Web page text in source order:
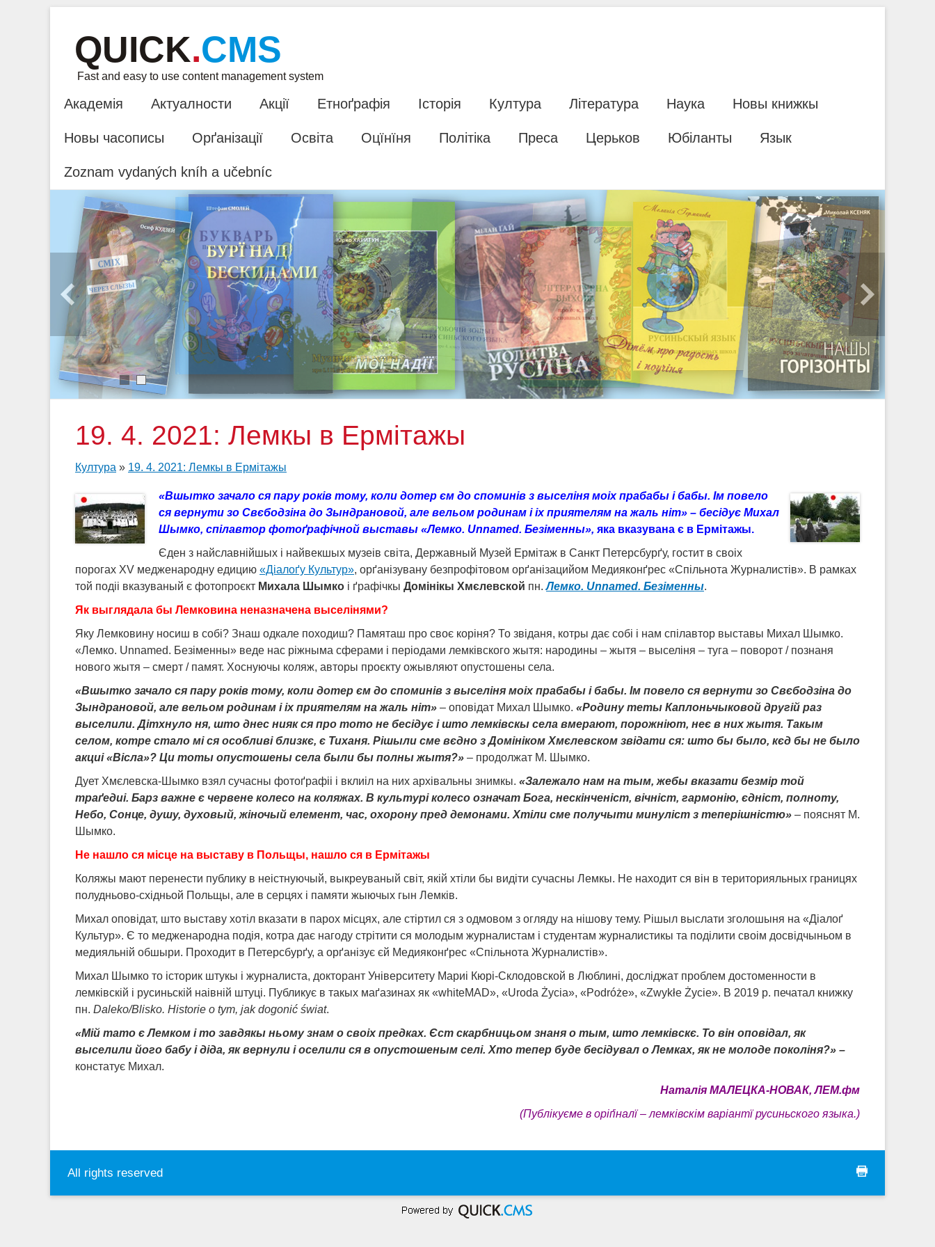
QUICK.CMS
Fast and easy to use content management system
Академія Актуалности Акції Етноґрафія Історія Култура Література Наука Новы книжкы
Новы часописы Орґанізації Освіта Оцїнїня Політіка Преса Церьков Юбіланты Язык
Zoznam vydaných kníh a učebníc
1 2
19. 4. 2021: Лемкы в Ермітажы
Култура » 19. 4. 2021: Лемкы в Ермітажы
«Вшытко зачало ся пару років тому, коли дотер єм до споминів з выселіня моіх прабабы і бабы. Ім повело
ся вернути зо Свєбодзіна до Зындрановой, але вельом родинам і іх приятелям на жаль ніт» – бесідує Михал
Шымко, спілавтор фотоґрафічной выставы «Лемко. Unnamed. Безіменны», яка вказувана є в Ермітажы.
Єден з найславнійшых і найвекшых музеів світа, Державный Музей Ермітаж в Санкт Петерсбурґу, гостит в своіх
порогах XV медженародну едицию «Діалоґу Культур», орґанізувану безпрофітовом орґанізацийом Медияконґрес «Спільнота Журналистів». В рамках
той подіі вказуваный є фотопроєкт Михала Шымко і ґрафічкы Домінікы Хмєлевской пн.Лемко. Unnamed. Безіменны.
Як выглядала бы Лемковина неназначена выселінями?
Яку Лемковину носиш в собі? Знаш одкале походиш? Памяташ про своє коріня? То звіданя, котры дає собі і нам спілавтор выставы Михал Шымко.
«Лемко. Unnamed. Безіменны» веде нас ріжныма сферами і періодами лемківского жытя: народины – жытя – выселіня – туга – поворот / познаня
нового жытя – смерт / памят. Хоснуючы коляж, авторы проєкту ожывляют опустошены села.
«Вшытко зачало ся пару років тому, коли дотер єм до споминів з выселіня моіх прабабы і бабы. Ім повело ся вернути зо Свєбодзіна до
Зындрановой, але вельом родинам і іх приятелям на жаль ніт» – оповідат Михал Шымко. «Родину теты Каплоньчыковой другій раз
выселили. Дітхнуло ня, што днес нияк ся про тото не бесідує і што лемківскы села вмерают, порожніют, неє в них жытя. Такым
селом, котре стало мі ся особливі близкє, є Тиханя. Рішыли сме вєдно з Домініком Хмєлевском звідати ся: што бы было, кєд бы не было
акциі «Вісла»? Ци тоты опустошены села были бы полны жытя?» – продолжат М. Шымко.
Дует Хмєлевска-Шымко взял сучасны фотоґрафіі і вклиіл на них архівальны знимкы. «Залежало нам на тым, жебы вказати безмір той
траґедиі. Барз важне є червене колесо на коляжах. В культурі колесо означат Бога, нескінченіст, вічніст, гармонію, єдніст, полноту,
Небо, Сонце, душу, духовый, жіночый елемент, час, охорону пред демонами. Хтіли сме получыти минуліст з теперішністю» – пояснят М.
Шымко.
Не нашло ся місце на выставу в Польщы, нашло ся в Ермітажы
Коляжы мают перенести публику в неістнуючый, выкреуваный світ, якій хтіли бы видіти сучасны Лемкы. Не находит ся він в територияльных границях
полудньово-східньой Польщы, але в серцях і памяти жыючых гын Лемків.
Михал оповідат, што выставу хотіл вказати в парох місцях, але стіртил ся з одмовом з огляду на нішову тему. Рішыл выслати зголошыня на «Діалоґ
Культур». Є то медженародна подія, котра дає нагоду стрітити ся молодым журналистам і студентам журналистикы та поділити своім досвідчыньом в
медияльній обшыри. Проходит в Петерсбурґу, а орґанізує єй Медияконґрес «Спільнота Журналистів».
Михал Шымко то історик штукы і журналиста, докторант Університету Мариі Кюрі-Склодовской в Люблині, досліджат проблем достоменности в
лемківскій і русиньскій наівній штуці. Публикує в такых маґазинах як «whiteMAD», «Uroda Życia», «Podróże», «Zwykłe Życie». В 2019 р. печатал книжку
пн. Daleko/Blisko. Historie o tym, jak dogonić świat.
«Мій тато є Лемком і то завдякы ньому знам о своіх предках. Єст скарбницьом знаня о тым, што лемківскє. То він оповідал, як
выселили його бабу і діда, як вернули і оселили ся в опустошеным селі. Хто тепер буде бесідувал о Лемках, як не молоде поколіня?» –
констатує Михал.
Наталія МАЛЕЦКА-НОВАК, ЛЕМ.фм
(Публікуєме в оріґіналї – лемківскім варіантї русиньского языка.)
All rights reserved